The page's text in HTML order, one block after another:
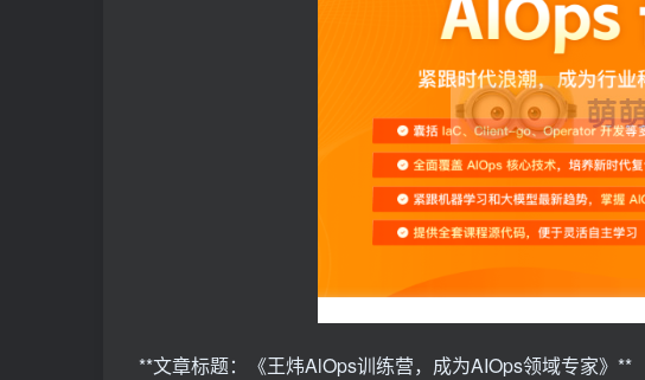
**文章标题：《王炜AlOps训练营，成为AIOps领域专家》**